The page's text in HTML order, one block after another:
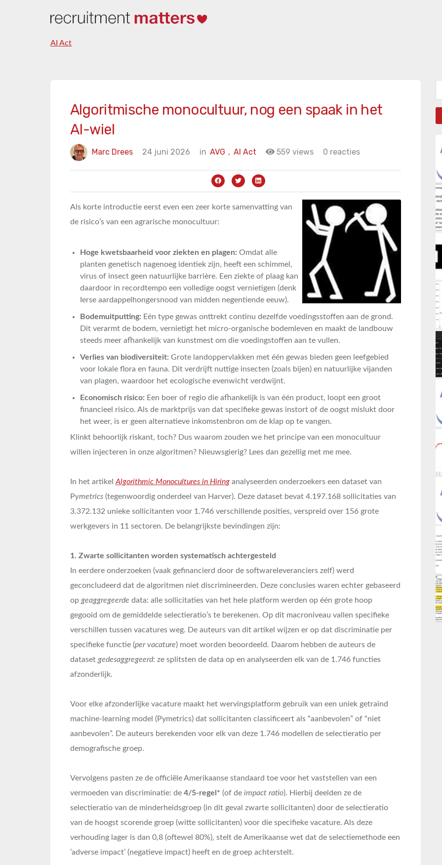
AI Act
Algoritmische monocultuur, nog een spaak in het
AI-wiel
Marc Drees 24 juni 2026 in AI Act
AVG , 559 views 0 reacties
Als korte introductie eerst even een zeer korte samenvatting van
de risico’s van een agrarische monocultuur:
Hoge kwetsbaarheid voor ziekten en plagen: Omdat alle
planten genetisch nagenoeg identiek zijn, heeft een schimmel,
virus of insect geen natuurlijke barrière. Een ziekte of plaag kan
daardoor in recordtempo een volledige oogst vernietigen (denk
Ierse aardappelhongersnood van midden negentiende eeuw).
Bodemuitputting: Eén type gewas onttrekt continu dezelfde voedingsstoffen aan de grond.
Dit verarmt de bodem, vernietigt het micro-organische bodemleven en maakt de landbouw
steeds meer afhankelijk van kunstmest om die voedingstoffen aan te vullen.
Verlies van biodiversiteit: Grote landoppervlakken met één gewas bieden geen leefgebied
voor lokale flora en fauna. Dit verdrijft nuttige insecten (zoals bijen) en natuurlijke vijanden
van plagen, waardoor het ecologische evenwicht verdwijnt.
Economisch risico: Een boer of regio die afhankelijk is van één product, loopt een groot
financieel risico. Als de marktprijs van dat specifieke gewas instort of de oogst mislukt door
het weer, is er geen alternatieve inkomstenbron om de klap op te vangen.
Klinkt behoorlijk riskant, toch? Dus waarom zouden we het principe van een monocultuur
willen injecteren in onze algoritmen? Nieuwsgierig? Lees dan gezellig met me mee.
In het artikel Algorithmic Monocultures in Hiring analyseerden onderzoekers een dataset van
Pymetrics (tegenwoordig onderdeel van Harver). Deze dataset bevat 4.197.168 sollicitaties van
3.372.132 unieke sollicitanten voor 1.746 verschillende posities, verspreid over 156 grote
werkgevers in 11 sectoren. De belangrijkste bevindingen zijn:
1. Zwarte sollicitanten worden systematisch achtergesteld
In eerdere onderzoeken (vaak gefinancierd door de softwareleveranciers zelf) werd
geconcludeerd dat de algoritmen niet discrimineerden. Deze conclusies waren echter gebaseerd
op geaggregeerde data: alle sollicitaties van het hele platform werden op één grote hoop
gegooid om de gemiddelde selectieratio’s te berekenen. Op dit macroniveau vallen specifieke
verschillen tussen vacatures weg. De auteurs van dit artikel wijzen er op dat discriminatie per
specifieke functie (per vacature) moet worden beoordeeld. Daarom hebben de auteurs de
dataset gedesaggregeerd: ze splitsten de data op en analyseerden elk van de 1.746 functies
afzonderlijk.
Voor elke afzonderlijke vacature maakt het wervingsplatform gebruik van een uniek getraind
machine-learning model (Pymetrics) dat sollicitanten classificeert als “aanbevolen” of “niet
aanbevolen”. De auteurs berekenden voor elk van deze 1.746 modellen de selectieratio per
demografische groep.
Vervolgens pasten ze de officiële Amerikaanse standaard toe voor het vaststellen van een
vermoeden van discriminatie: de 4/5-regel* (of de impact ratio). Hierbij deelden ze de
selectieratio van de minderheidsgroep (in dit geval zwarte sollicitanten) door de selectieratio
van de hoogst scorende groep (witte sollicitanten) voor die specifieke vacature. Als deze
verhouding lager is dan 0,8 (oftewel 80%), stelt de Amerikaanse wet dat de selectiemethode een
‘adverse impact’ (negatieve impact) heeft en de groep achterstelt.